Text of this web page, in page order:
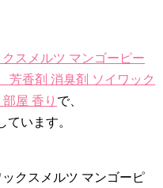
スメルツ マンゴーピー
芳香剤 消臭剤 ソイワック
屋 香り で、
います。
クスメルツ マンゴーピ